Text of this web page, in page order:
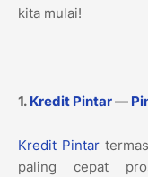
kita mulai!
1. Kredit Pintar—
Kredit Pintar
paling cepat